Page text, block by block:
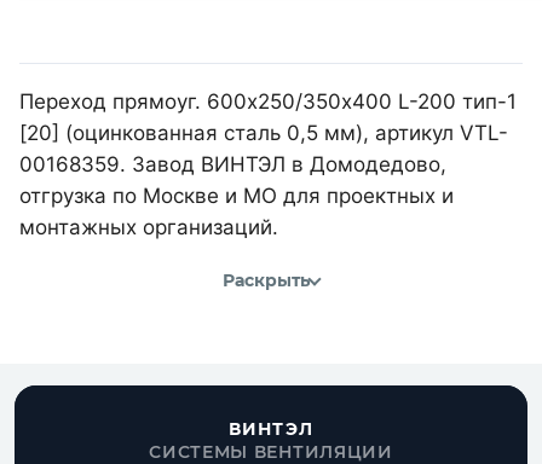
Переход прямоуг. 600х250/350х400 L-200 тип-1
[20] (оцинкованная сталь 0,5 мм), артикул VTL-
00168359. Завод ВИНТЭЛ в Домодедово,
отгрузка по Москве и МО для проектных и
монтажных организаций.
Раскрыть
ВИНТЭЛ
СИСТЕМЫ ВЕНТИЛЯЦИИ